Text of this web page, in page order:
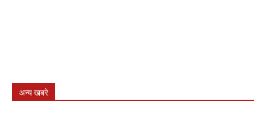
अन्य खबरे